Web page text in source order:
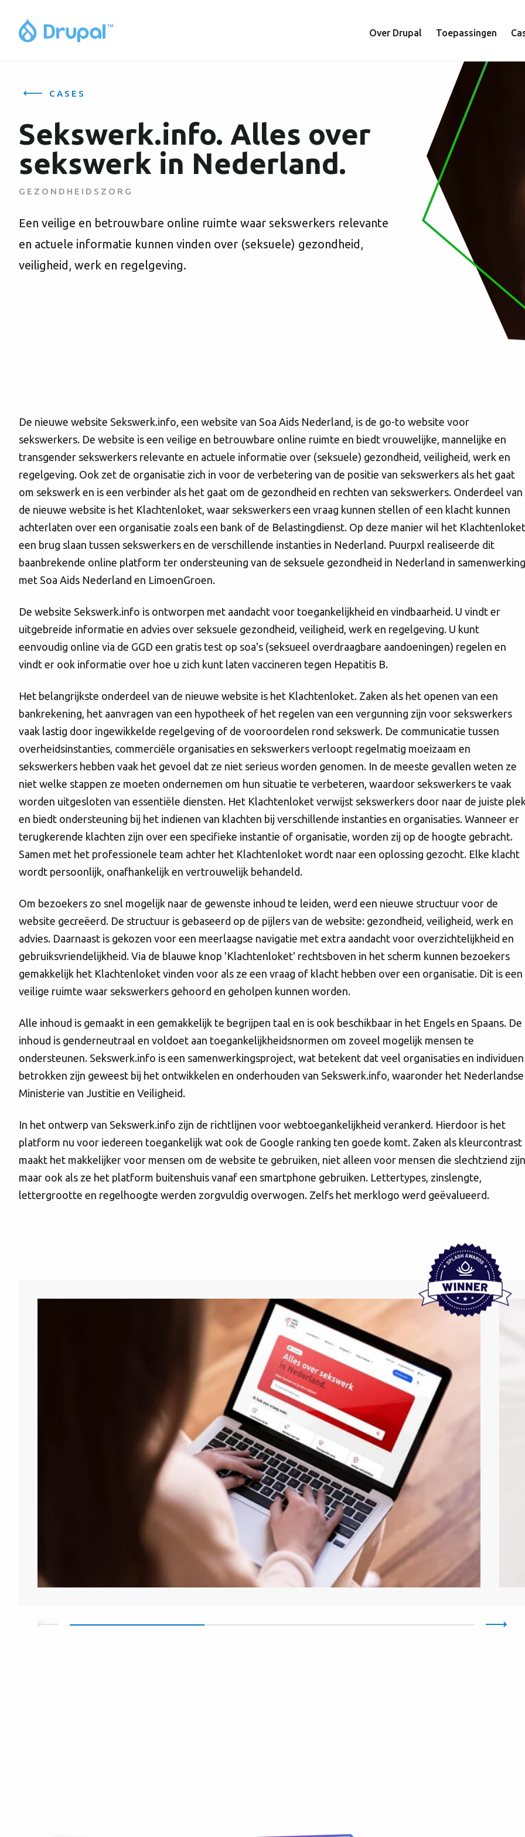
Over Drupal Toepassingen
CASES
Sekswerk.info. Alles over
sekswerk in Nederland.
GEZONDHEIDSZORG
Een veilige en betrouwbare online ruimte waar sekswerkers relevante
en actuele informatie kunnen vinden over (seksuele) gezondheid,
veiligheid, werk en regelgeving.
De nieuwe website Sekswerk.info, een website van Soa Aids Nederland, is de go-to website voor
sekswerkers. De website is een veilige en betrouwbare online ruimte en biedt vrouwelijke, mannelijke en
transgender sekswerkers relevante en actuele informatie over (seksuele) gezondheid, veiligheid, werk en
regelgeving. Ook zet de organisatie zich in voor de verbetering van de positie van sekswerkers als het gaat
om sekswerk en is een verbinder als het gaat om de gezondheid en rechten van sekswerkers. Onderdeel van
de nieuwe website is het Klachtenloket, waar sekswerkers een vraag kunnen stellen of een klacht kunnen
achterlaten over een organisatie zoals een bank of de Belastingdienst. Op deze manier wil het Klachtenloket
een brug slaan tussen sekswerkers en de verschillende instanties in Nederland. Puurpxl realiseerde dit
baanbrekende online platform ter ondersteuning van de seksuele gezondheid in Nederland in samenwerking
met Soa Aids Nederland en LimoenGroen.
De website Sekswerk.info is ontworpen met aandacht voor toegankelijkheid en vindbaarheid. U vindt er
uitgebreide informatie en advies over seksuele gezondheid, veiligheid, werk en regelgeving. U kunt
eenvoudig online via de GGD een gratis test op soa's (seksueel overdraagbare aandoeningen) regelen en
vindt er ook informatie over hoe u zich kunt laten vaccineren tegen Hepatitis B.
Het belangrijkste onderdeel van de nieuwe website is het Klachtenloket. Zaken als het openen van een
bankrekening, het aanvragen van een hypotheek of het regelen van een vergunning zijn voor sekswerkers
vaak lastig door ingewikkelde regelgeving of de vooroordelen rond sekswerk. De communicatie tussen
overheidsinstanties, commerciële organisaties en sekswerkers verloopt regelmatig moeizaam en
sekswerkers hebben vaak het gevoel dat ze niet serieus worden genomen. In de meeste gevallen weten ze
niet welke stappen ze moeten ondernemen om hun situatie te verbeteren, waardoor sekswerkers te vaak
worden uitgesloten van essentiële diensten. Het Klachtenloket verwijst sekswerkers door naar de juiste
en biedt ondersteuning bij het indienen van klachten bij verschillende instanties en organisaties. Wanneer er
terugkerende klachten zijn over een specifieke instantie of organisatie, worden zij op de hoogte gebracht.
Samen met het professionele team achter het Klachtenloket wordt naar een oplossing gezocht. Elke klacht
wordt persoonlijk, onafhankelijk en vertrouwelijk behandeld.
Om bezoekers zo snel mogelijk naar de gewenste inhoud te leiden, werd een nieuwe structuur voor de
website gecreëerd. De structuur is gebaseerd op de pijlers van de website: gezondheid, veiligheid, werk en
advies. Daarnaast is gekozen voor een meerlaagse navigatie met extra aandacht voor overzichtelijkheid en
gebruiksvriendelijkheid. Via de blauwe knop 'Klachtenloket' rechtsboven in het scherm kunnen bezoekers
gemakkelijk het Klachtenloket vinden voor als ze een vraag of klacht hebben over een organisatie. Dit is een
veilige ruimte waar sekswerkers gehoord en geholpen kunnen worden.
Alle inhoud is gemaakt in een gemakkelijk te begrijpen taal en is ook beschikbaar in het Engels en Spaans. De
inhoud is genderneutraal en voldoet aan toegankelijkheidsnormen om zoveel mogelijk mensen te
ondersteunen. Sekswerk.info is een samenwerkingsproject, wat betekent dat veel organisaties en individuen
betrokken zijn geweest bij het ontwikkelen en onderhouden van Sekswerk.info, waaronder het Nederlandse
Ministerie van Justitie en Veiligheid.
In het ontwerp van Sekswerk.info zijn de richtlijnen voor webtoegankelijkheid verankerd. Hierdoor is het
platform nu voor iedereen toegankelijk wat ook de Google ranking ten goede komt. Zaken als kleurcontrast
maakt het makkelijker voor mensen om de website te gebruiken, niet alleen voor mensen die slechtziend zijn
maar ook als ze het platform buitenshuis vanaf een smartphone gebruiken. Lettertypes, zinslengte,
lettergrootte en regelhoogte werden zorgvuldig overwogen. Zelfs het merklogo werd geëvalueerd.